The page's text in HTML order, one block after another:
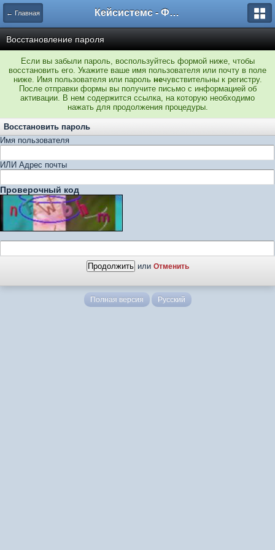
← Главная Кейсистемс - Форумы
Восстановление пароля
Если вы забыли пароль, воспользуйтесь формой ниже, чтобы
восстановить его. Укажите ваше имя пользователя или почту в поле
ниже. Имя пользователя или пароль нечувствительны к регистру.
После отправки формы вы получите письмо с информацией об
активации. В нем содержится ссылка, на которую необходимо
нажать для продолжения процедуры.
Восстановить пароль
Имя пользователя
ИЛИ Адрес почты
Проверочный код
или Отменить
Полная версия Русский